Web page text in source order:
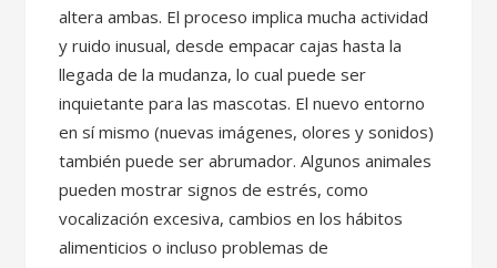
altera ambas. El proceso implica mucha actividad
y ruido inusual, desde empacar cajas hasta la
llegada de la mudanza, lo cual puede ser
inquietante para las mascotas. El nuevo entorno
en sí mismo (nuevas imágenes, olores y sonidos)
también puede ser abrumador. Algunos animales
pueden mostrar signos de estrés, como
vocalización excesiva, cambios en los hábitos
alimenticios o incluso problemas de